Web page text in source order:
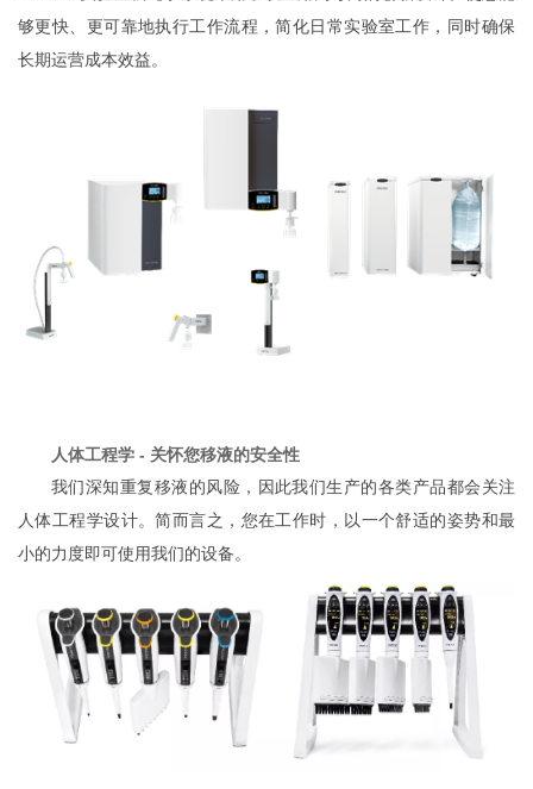
够更快、更可靠地执行工作流程，简化日常实验室工作，同时确保
长期运营成本效益。
人体工程学 - 关怀您移液的安全性
我们深知重复移液的风险，因此我们生产的各类产品都会关注
人体工程学设计。简而言之，您在工作时，以一个舒适的姿势和最
小的力度即可使用我们的设备。